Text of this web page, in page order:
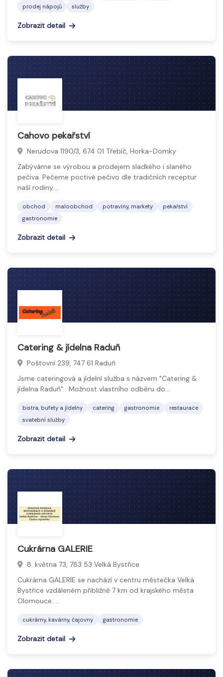
prodej nápojů
služby
Zobrazit detail
Cahovo pekařství
Nerudova 1190/3, 674 01 Třebíč, Horka-Domky
Zabýváme se výrobou a prodejem sladkého i slaného
pečiva. Pečeme poctivé pečivo dle tradičních receptur
naší rodiny.…
obchod maloobchod potraviny, markety
pekařství
gastronomie
Zobrazit detail
Catering & jídelna Raduň
Poštovní 239, 747 61 Raduň
Jsme cateringová a jídelní služba s názvem "Catering &
jídelna Raduň". Možnost vlastního odběru do…
bistra, bufety a jídelny catering gastronomie
restaurace
svatební služby
Zobrazit detail
Cukrárna GALERIE
8. května 73, 783 53 Velká Bystřice
Cukrárna GALERIE se nachází v centru městečka Velká
Bystřice vzdáleném přibližně 7 km od krajského města
Olomouce. …
cukrárny, kavárny, čajovny gastronomie
Zobrazit detail